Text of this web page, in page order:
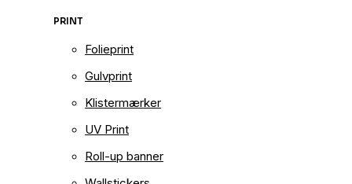
PRINT
Folieprint
Gulvprint
Klistermærker
UV Print
Roll-up banner